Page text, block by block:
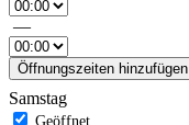
—
Öffnungszeiten hinzufügen
Samstag